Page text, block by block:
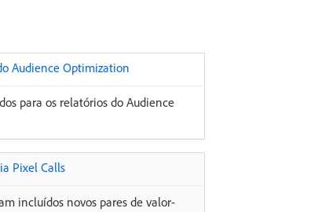
Audience Optimization
para os relatórios do Audience
Pixel Calls
incluídos novos pares de valor-